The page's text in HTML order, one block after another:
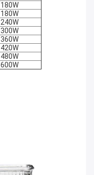
180W
180W
240W
300W
360W
420W
480W
600W